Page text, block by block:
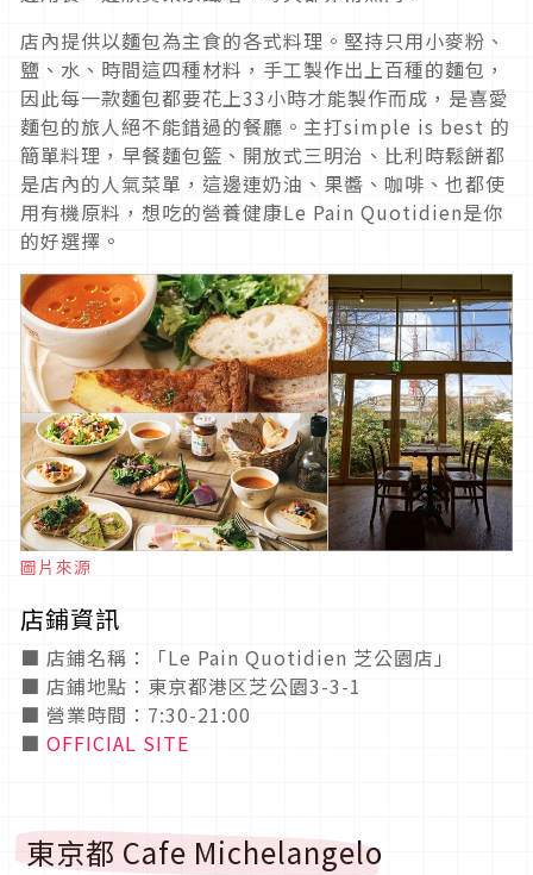
店內提供以麵包為主食的各式料理。堅持只用小麥粉、
鹽、水、時間這四種材料，手工製作出上百種的麵包，
因此每一款麵包都要花上33小時才能製作而成，是喜愛
麵包的旅人絕不能錯過的餐廳。主打simple is best 的
簡單料理，早餐麵包籃、開放式三明治、比利時鬆餅都
是店內的人氣菜單，這邊連奶油、果醬、咖啡、也都使
用有機原料，想吃的營養健康Le Pain Quotidien是你
的好選擇。
圖片來源
店鋪資訊
■ 店鋪名稱：「Le Pain Quotidien 芝公園店」
■ 店鋪地點：東京都港区芝公園3-3-1
■ 營業時間：7:30-21:00
■ OFFICIAL SITE
東京都 Cafe Michelangelo